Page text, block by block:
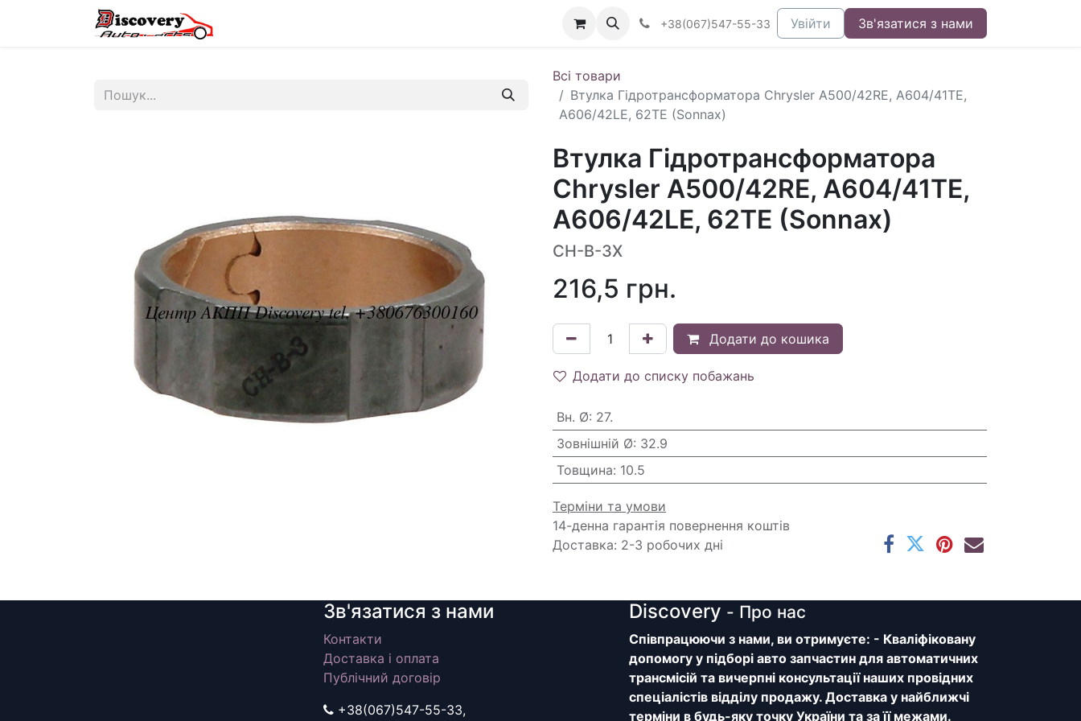
+38(067)547-55-33 Увійти Зв'язатися з нами
Всі товари
Втулка Гідротрансформатора Chrysler A500/42RE, A604/41TE,
A606/42LE, 62TE (Sonnax)
Втулка Гідротрансформатора
Chrysler A500/42RE, A604/41TE,
A606/42LE, 62TE (Sonnax)
CH-B-3X
216,5 грн.
Додати до кошика
Додати до списку побажань
Вн. Ø: 27.
Зовнішній Ø: 32.9
Товщина: 10.5
Терміни та умови
14-денна гарантія повернення коштів
Доставка: 2-3 робочих дні
Зв'язатися з нами
Контакти
Доставка і оплата
Публічний договір
+38(067)547-55-33,
Discovery - Про нас
Співпрацюючи з нами, ви отримуєте: - Кваліфіковану
допомогу у підборі авто запчастин для автоматичних
трансмісій та вичерпні консультації наших провідних
спеціалістів відділу продажу. Доставка у найближчі
терміни в будь-яку точку України та за її межами.